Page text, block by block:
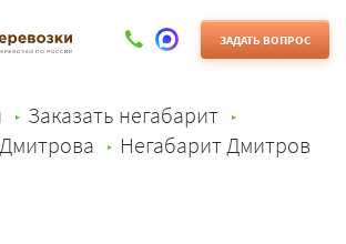
ЗАДАТЬ ВОПРОС
Заказать негабарит
Негабарит Дмитров